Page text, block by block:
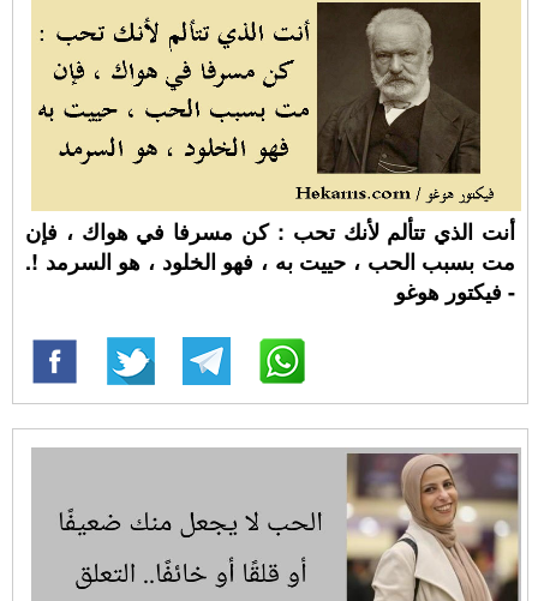
أنت الذي تتألم لأنك تحب : كن مسرفا في هواك ، فإن
مت بسبب الحب ، حييت به ، فهو الخلود ، هو السرمد !.
- فيكتور هوغو